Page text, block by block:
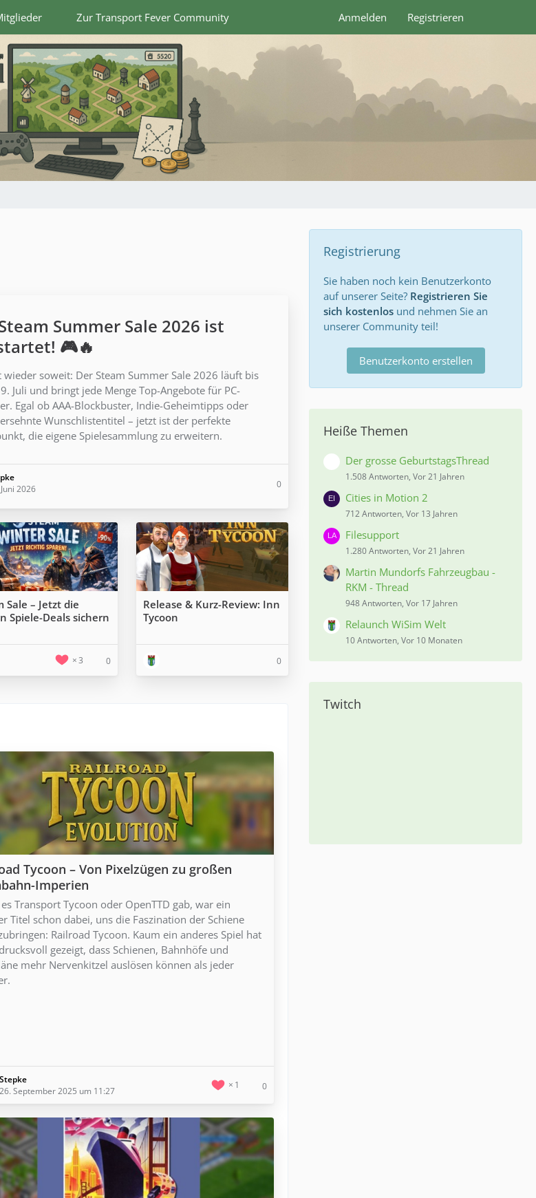
Zur Transport Fever Community Anmelden Registrieren
Summer Sale 2026 ist
🎮🔥
wieder soweit: Der Steam Summer Sale 2026 läuft bis
Juli und bringt jede Menge Top-Angebote für PC-
Egal ob AAA-Blockbuster, Indie-Geheimtipps oder
Wunschlistentitel – jetzt ist der perfekte
die eigene Spielesammlung zu erweitern.
2026
0
Sale – Jetzt die
Spiele-Deals sichern
3 0
Release & Kurz-Review: Inn
Tycoon
0
Tycoon – Von Pixelzügen zu großen
Imperien
Transport Tycoon oder OpenTTD gab, war ein
Titel schon dabei, uns die Faszination der Schiene
Railroad Tycoon. Kaum ein anderes Spiel hat
gezeigt, dass Schienen, Bahnhöfe und
mehr Nervenkitzel auslösen können als jeder
Stepke
26. September 2025 um 11:27
1 0
Registrierung
Sie haben noch kein Benutzerkonto
auf unserer Seite? Registrieren Sie
sich kostenlos und nehmen Sie an
unserer Community teil!
Benutzerkonto erstellen
Heiße Themen
Der grosse GeburtstagsThread
1.508 Antworten, Vor 21 Jahren
Cities in Motion 2
712 Antworten, Vor 13 Jahren
Filesupport
1.280 Antworten, Vor 21 Jahren
Martin Mundorfs Fahrzeugbau -
RKM - Thread
948 Antworten, Vor 17 Jahren
Relaunch WiSim Welt
10 Antworten, Vor 10 Monaten
Twitch